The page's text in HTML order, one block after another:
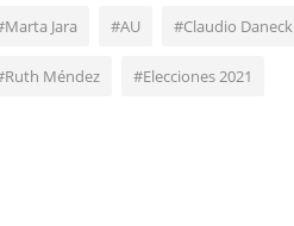
Jara #AU #Claudio Daneck
Méndez #Elecciones 2021